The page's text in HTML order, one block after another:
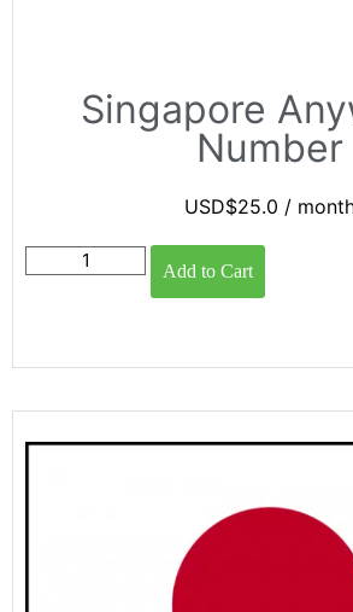
Singapore
Number
USD$25.0 /
Add to Cart